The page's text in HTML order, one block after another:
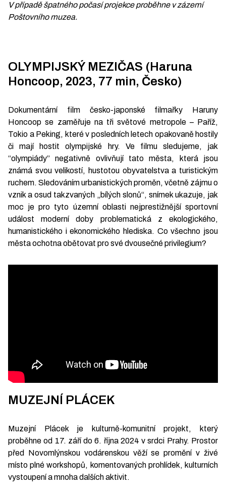
V případě špatného počasí projekce proběhne v zázemí
Poštovního muzea.
OLYMPIJSKÝ MEZIČAS (Haruna
Honcoop, 2023, 77 min, Česko)
Dokumentární film česko-japonské filmařky Haruny
Honcoop se zaměřuje na tři světové metropole – Paříž,
Tokio a Peking, které v posledních letech opakovaně hostily
či mají hostit olympijské hry. Ve filmu sledujeme, jak
“olympiády” negativně ovlivňují tato města, která jsou
známá svou velikostí, hustotou obyvatelstva a turistickým
ruchem. Sledováním urbanistických proměn, včetně zájmu o
vznik a osud takzvaných „bílých slonů“, snímek ukazuje, jak
moc je pro tyto územní oblasti nejprestižnější sportovní
událost moderní doby problematická z ekologického,
humanistického i ekonomického hlediska. Co všechno jsou
města ochotna obětovat pro své dvousečné privilegium?
MUZEJNÍ PLÁCEK
Muzejní Plácek je kulturně-komunitní projekt, který
proběhne od 17. září do 6. října 2024 v srdci Prahy. Prostor
před Novomlýnskou vodárenskou věží se promění v živé
místo plné workshopů, komentovaných prohlídek, kulturních
vystoupení a mnoha dalších aktivit.